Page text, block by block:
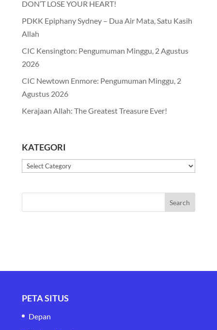
DON’T LOSE YOUR HEART!
PDKK Epiphany Sydney – Dua Air Mata, Satu Kasih
Allah
CIC Kensington: Pengumuman Minggu, 2 Agustus
2026
CIC Newtown Enmore: Pengumuman Minggu, 2
Agustus 2026
Kerajaan Allah: The Greatest Treasure Ever!
KATEGORI
Kategori
PETA SITUS
Depan